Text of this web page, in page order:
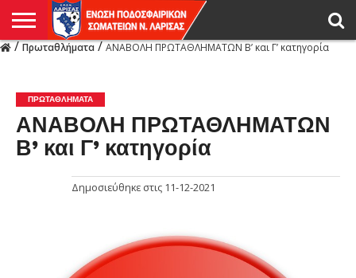
/Πρωταθλήματα/ΑΝΑΒΟΛΗ ΠΡΩΤΑΘΛΗΜΑΤΩΝ Β’ και Γ’ κατηγορία
ΠΡΩΤΑΘΛΉΜΑΤΑ
ΑΝΑΒΟΛΗ ΠΡΩΤΑΘΛΗΜΑΤΩΝ
Β’ και Γ’ κατηγορία
Δημοσιεύθηκε στις 11-12-2021